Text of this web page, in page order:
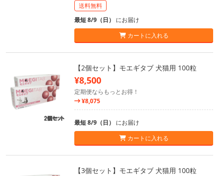
送料無料
最短 8/9（日） にお届け
カートに入れる
【2個セット】モエギタブ 犬猫用 100粒
¥8,500
定期便ならもっとお得！
¥8,075
最短 8/9（日） にお届け
カートに入れる
【3個セット】モエギタブ 犬猫用 100粒